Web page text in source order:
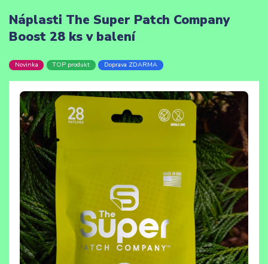
Náplasti The Super Patch Company
Boost 28 ks v balení
Novinka TOP produkt Doprava ZDARMA